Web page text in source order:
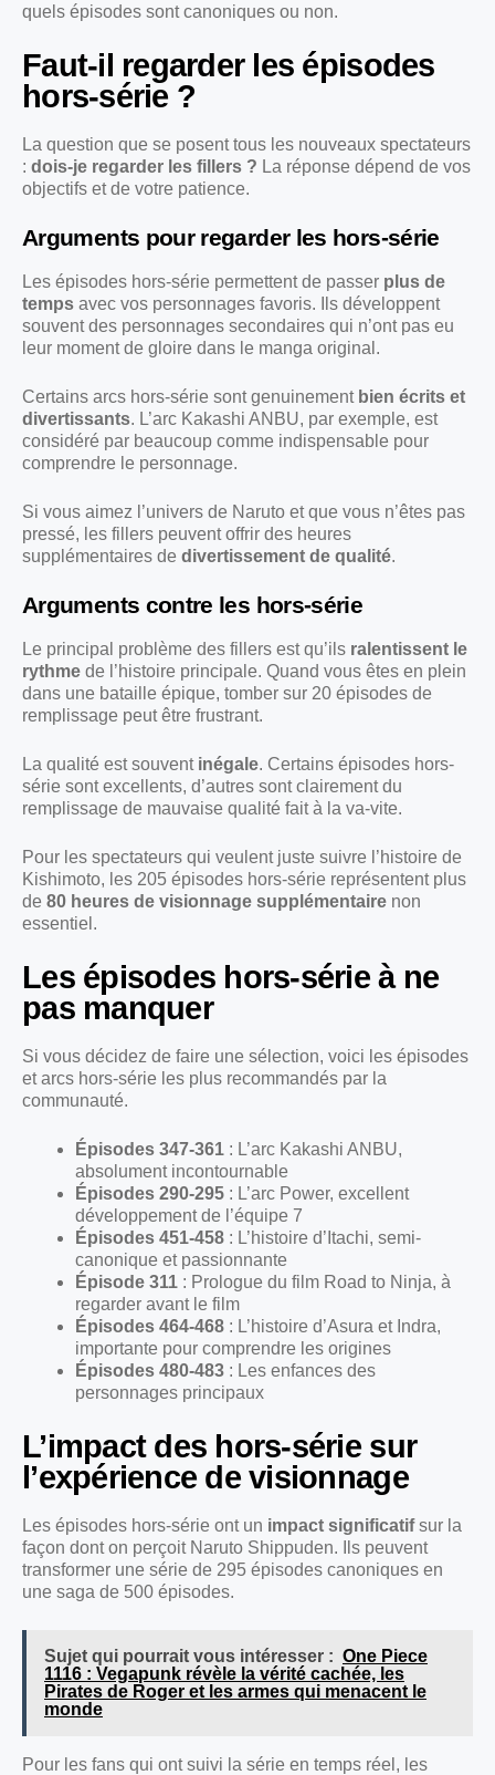
quels épisodes sont canoniques ou non.
Faut-il regarder les épisodes
hors-série ?
La question que se posent tous les nouveaux spectateurs
: dois-je regarder les fillers ? La réponse dépend de vos
objectifs et de votre patience.
Arguments pour regarder les hors-série
Les épisodes hors-série permettent de passer plus de
temps avec vos personnages favoris. Ils développent
souvent des personnages secondaires qui n’ont pas eu
leur moment de gloire dans le manga original.
Certains arcs hors-série sont genuinement bien écrits et
divertissants. L’arc Kakashi ANBU, par exemple, est
considéré par beaucoup comme indispensable pour
comprendre le personnage.
Si vous aimez l’univers de Naruto et que vous n’êtes pas
pressé, les fillers peuvent offrir des heures
supplémentaires de divertissement de qualité.
Arguments contre les hors-série
Le principal problème des fillers est qu’ils ralentissent le
rythme de l’histoire principale. Quand vous êtes en plein
dans une bataille épique, tomber sur 20 épisodes de
remplissage peut être frustrant.
La qualité est souvent inégale. Certains épisodes hors-
série sont excellents, d’autres sont clairement du
remplissage de mauvaise qualité fait à la va-vite.
Pour les spectateurs qui veulent juste suivre l’histoire de
Kishimoto, les 205 épisodes hors-série représentent plus
de 80 heures de visionnage supplémentaire non
essentiel.
Les épisodes hors-série à ne
pas manquer
Si vous décidez de faire une sélection, voici les épisodes
et arcs hors-série les plus recommandés par la
communauté.
Épisodes 347-361 : L’arc Kakashi ANBU,
absolument incontournable
Épisodes 290-295 : L’arc Power, excellent
développement de l’équipe 7
Épisodes 451-458 : L’histoire d’Itachi, semi-
canonique et passionnante
Épisode 311 : Prologue du film Road to Ninja, à
regarder avant le film
Épisodes 464-468 : L’histoire d’Asura et Indra,
importante pour comprendre les origines
Épisodes 480-483 : Les enfances des
personnages principaux
L’impact des hors-série sur
l’expérience de visionnage
Les épisodes hors-série ont un impact significatifsur la
façon dont on perçoit Naruto Shippuden. Ils peuvent
transformer une série de 295 épisodes canoniques en
une saga de 500 épisodes.
Sujet qui pourrait vous intéresser : One Piece
1116 : Vegapunk révèle la vérité cachée, les
Pirates de Roger et les armes qui menacent le
monde
Pour les fans qui ont suivi la série en temps réel, les